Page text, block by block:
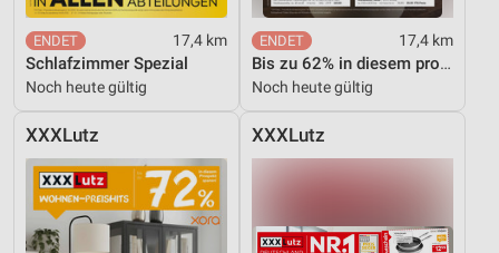
17,4 km
Schlafzimmer Spezial
Noch heute gültig
17,4 km
Bis zu 62% in diesem prospekt
Noch heute gültig
XXXLutz XXXLutz